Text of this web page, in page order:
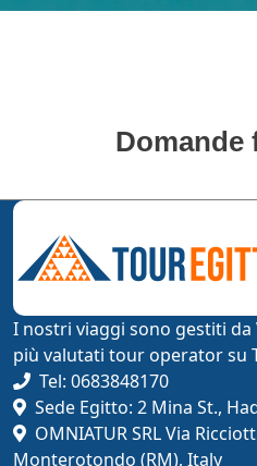
Domande
I nostri viaggi sono gestiti da
più valutati tour operator su
Tel: 0683848170
Sede Egitto: 2 Mina St.,
OMNIATUR SRL Via
Monterotondo (RM), Italy